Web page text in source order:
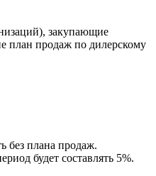
закупающие
план продаж по дилерскому
без плана продаж.
будет составлять 5%.